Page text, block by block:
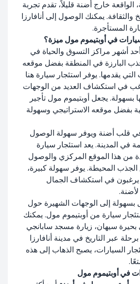
الواقعة خارج أضنة قليلاً، تقدم تجربة
والثقافة. يمكنك الوصول إلى أنافارزا
المستأجرة.
في أوبتيموم مول ميزة؟
أشهر مراكز التسوق والحياة في
البارزة في المنطقة بفضل موقعه
يقدمها. يوفر استئجار سيارة هنا
في استكشاف العديد من الوجهات
بسهولة. يجعل أوبتيموم مول تأجير
بفضل موقعه الاستراتيجي وسهولة
قلب أضنة ويوفر سهولة الوصول
في المدينة. يعد استئجار سيارة
من هذا الموقع المركزي والوصول
المحيطة. يوفر سهولة كبيرة،
يرغبون في استكشاف الجمال
بسهولة إلى الوجهات الشهيرة حول
سيارة من أوبتيموم مول. يمكنك
سيهان، زيارة مسجد سابانجي
عبر التاريخ في مدينة أنافارزا
السيارات، يصبح الذهاب إلى هذه
في أوبتيموم مول